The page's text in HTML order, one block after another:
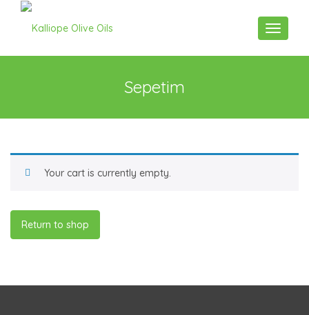
Toggle
Sepetim
Your cart is currently empty.
Return to shop